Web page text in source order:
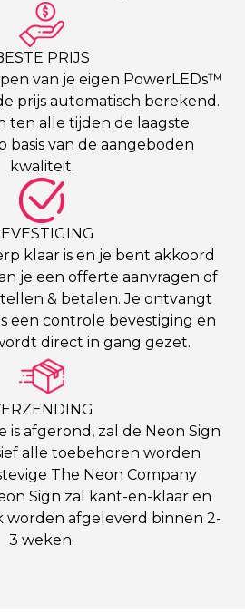
PRIJS
van je eigen PowerLEDs™
prijs automatisch berekend.
ten alle tijden de laagste
basis van de aangeboden
kwaliteit.
klaar is en je bent akkoord
je een offerte aanvragen of
& betalen. Je ontvangt
een controle bevestiging en
direct in gang gezet.
is afgerond, zal de Neon Sign
alle toebehoren worden
The Neon Company
Sign zal kant-en-klaar en
worden afgeleverd binnen 2-
3 weken.